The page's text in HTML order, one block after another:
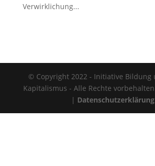
Verwirklichung...
© Copyright 2022 - Initiative Bildung
Kapitalismus - Alle Rechte
| Datenschutzerklärung